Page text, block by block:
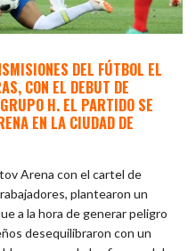
DEL FÚTBOL EL
CON EL DEBUT DE
H. EL PARTIDO SE
EN LA CIUDAD DE
Arena con el cartel de
plantearon un
a la hora de generar peligro
desequilibraron con un